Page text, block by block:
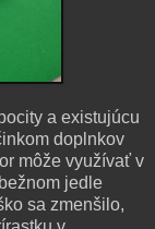
a existujúcu
doplnkov
môže využívať v
jedle
sa zmenšilo,